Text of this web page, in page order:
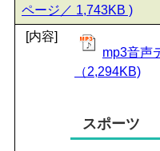
ページ／ 1,743KB )
[内容]
mp3音声
（2,294KB)
スポーツ